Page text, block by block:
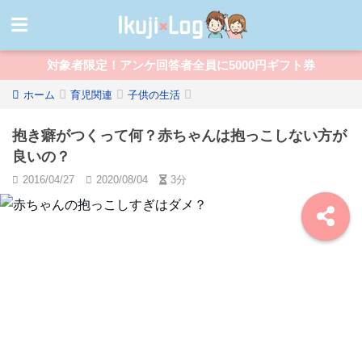
対象者限定！アンケ回答者全員に5000円ギフト券
ホーム 育児関連 子供の生活
抱き癖がつくって何？赤ちゃんは抱っこしない方が
良いの？
2016/04/27 2020/08/04 3分